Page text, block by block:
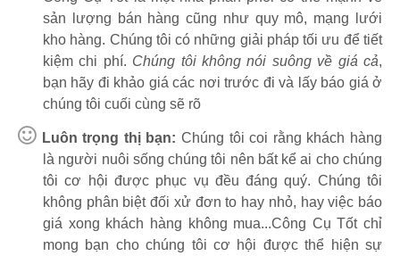
sản lượng bán hàng cũng như quy mô, mạng lưới
kho hàng. Chúng tôi có những giải pháp tối ưu để tiết
kiệm chi phí. Chúng tôi không nói suông về giá cả,
bạn hãy đi khảo giá các nơi trước đi và lấy báo giá ở
chúng tôi cuối cùng sẽ rõ
Luôn trọng thị bạn: Chúng tôi coi rằng khách hàng
là người nuôi sống chúng tôi nên bất kể ai cho chúng
tôi cơ hội được phục vụ đều đáng quý. Chúng tôi
không phân biệt đối xử đơn to hay nhỏ, hay việc báo
giá xong khách hàng không mua...Công Cụ Tốt chỉ
mong bạn cho chúng tôi cơ hội được thể hiện sự